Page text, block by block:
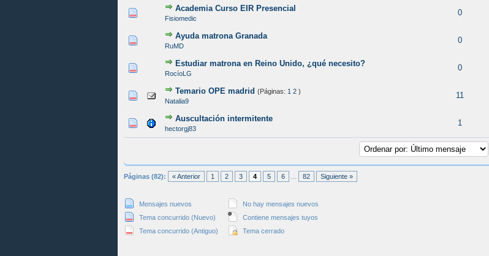
Academia Curso EIR Presencial
Fisiomedic
0
0 voto(s) - Media 0 de 5
1234 5
Ayuda matrona Granada
RuMD
0
0 voto(s) - Media 0 de 5
123 45
Estudiar matrona en Reino Unido, ¿qué necesito?
RocíoLG
0
0 voto(s) - Media 0 de 5
12345
Temario OPE madrid (Páginas: 1 2 )
Natalia9
11
0 voto(s) - Media 0 de 5
12345
Auscultación intermitente
hectorgj83
1
0 voto(s) - Media 0 de 5
1 2345
Páginas (82): « Anterior 1 2 3 4 5 6 82 Siguiente »
Mensajes nuevos
Tema concurrido (Nuevo)
Tema concurrido (Antiguo)
No hay mensajes nuevos
Contiene mensajes tuyos
Tema cerrado